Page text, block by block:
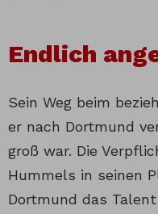
Endlich
Sein Weg beim
er nach Dortmund
groß war. Die
Hummels in seinen
Dortmund das